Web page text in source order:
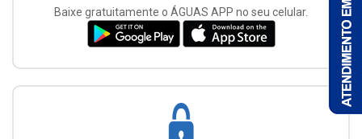
Baixe gratuitamente o ÁGUAS APP no seu celular.